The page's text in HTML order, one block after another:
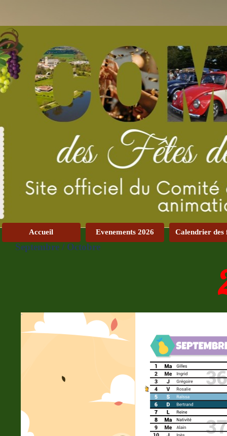
Accueil Evenements 2026 Calendrier des
Septembre / Octobre